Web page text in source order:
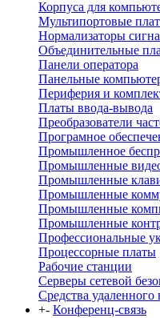
Корпуса для
Мультипортовые
Нормализаторы
Объединительные
Панели оператора
Панельные
Периферия и
Платы ввода-вывода
Преобразователи
Програмное
Промышленное
Промышленные
Промышленные
Промышленные
Промышленные
Промышленные
Профессиональные
Процессорные платы
Рабочие станции
Серверы сетевой
Средства удаленного
+- Конференц-связь